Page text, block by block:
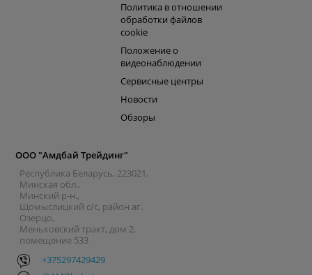
Политика в отношении
обработки файлов
cookie
Положение о
видеонаблюдении
Сервисные центры
Новости
Обзоры
ООО "Амдбай Трейдинг"
Республика Беларусь, 223021,
Минская обл.,
Минский р-н.,
Щомыслицкий с/с, район аг.
Озерцо,
Меньковский тракт, дом 2,
помещение 533
+375297429429